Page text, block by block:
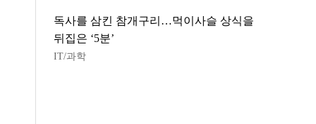
독사를 삼킨 참개구리…먹이사슬 상식을
뒤집은 ‘5분’
IT/과학